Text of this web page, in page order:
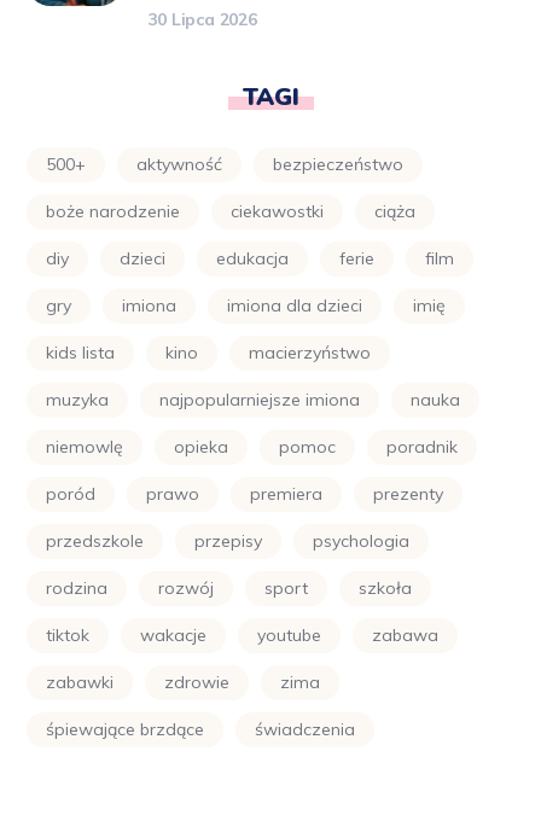
30 Lipca 2026
TAGI
500+ aktywność bezpieczeństwo
boże narodzenie ciekawostki ciąża
diy dzieci edukacja ferie film
gry imiona imiona dla dzieci imię
kids lista kino macierzyństwo
muzyka najpopularniejsze imiona nauka
niemowlę opieka pomoc poradnik
poród prawo premiera prezenty
przedszkole przepisy psychologia
rodzina rozwój sport szkoła
tiktok wakacje youtube zabawa
zabawki zdrowie zima
śpiewające brzdące świadczenia